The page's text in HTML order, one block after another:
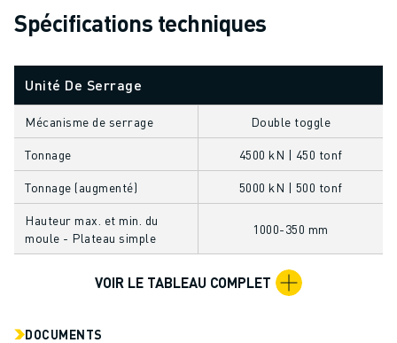
FANUC ACADEMY
SOLUTIONS POUR L'ÉDUCATION
ÉVÉNEMENTS ÉDUCATIFS
ACTUALITÉS ET MÉDIAS
EVÉNEMENTS
ÉVÉNEMENTS ÉDUCATIFS
A PROPOS DE FANUC
FANUC EN EUROPE
DÉVELOPPEMENT DURABLE
Spécifications techniques
Unité De Serrage
Mécanisme de serrage Double toggle
Tonnage 4500 kN | 450 tonf
Tonnage (augmenté) 5000 kN | 500 tonf
Hauteur max. et min. du
moule - Plateau simple
1000-350 mm
VOIR LE TABLEAU COMPLET
DOCUMENTS